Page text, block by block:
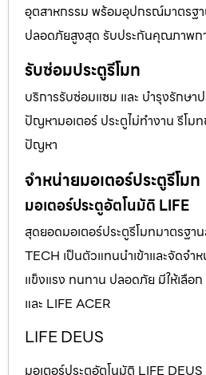
อุตสาหกรรม พร้อมอุปกรณ์มาตรฐา
ปลอดภัยสูงสุด รับประกันคุณภาพ
รับซ่อมประตูรีโมท
บริการรับซ่อมแซม และ บำรุงรักษา
ปัญหามอเตอร์ ประตูไม่ทำงาน รีโม
ปัญหา
จำหน่ายมอเตอร์ประตูรีโมท
มอเตอร์ประตูอัตโนมัติ LIFE
สุดยอดมอเตอร์ประตูรีโมทมาตรฐา
TECH เป็นตัวแทนนำเข้าและจัดจำ
แข็งแรง ทนทาน ปลอดภัย มีให้เลือ
และ LIFE ACER
LIFE DEUS
มอเตอร์ประตูอัตโนมัติ LIFE